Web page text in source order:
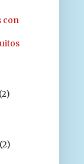
con
(2)
(2)